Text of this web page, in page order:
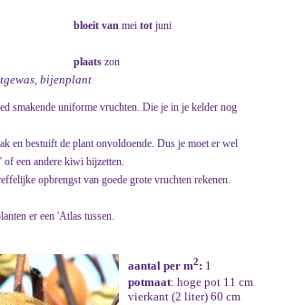
bloeit van mei tot juni
plaats zon
bijenplant
smakende uniforme vruchten. Die je in je kelder nog
en bestuift de plant onvoldoende. Dus je moet er wel
of een andere kiwi bijzetten.
opbrengst van goede grote vruchten rekenen.
er een 'Atlas tussen.
aantal per m2: 1
potmaat: hoge pot 11 cm
vierkant (2 liter) 60 cm